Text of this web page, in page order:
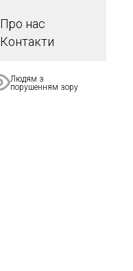
Про нас
Контакти
Людям з
порушенням зору